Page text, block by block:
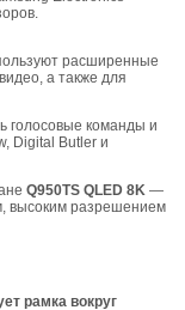
расширенные
а также для
голосовые команды и
Digital Butler и
Q950TS QLED 8K —
высоким разрешением
рамка вокруг